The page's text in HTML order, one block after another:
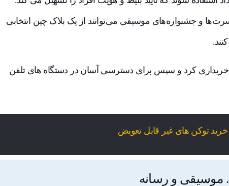
و جشنواره‌های موسیقی می‌توانند از یک بلاک چین انتخابی
خریداری کرد و سپس برای دسترسی آسان در دستگاه های تلفن